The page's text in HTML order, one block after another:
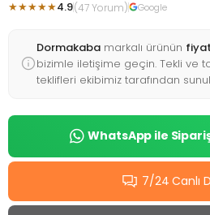
★★★★★4.9(47 Yorum) Google
Dormakaba markalı ürünün
bizimle iletişime geçin. Tekli ve
teklifleri ekibimiz tarafından
WhatsApp ile
7/24 Canlı